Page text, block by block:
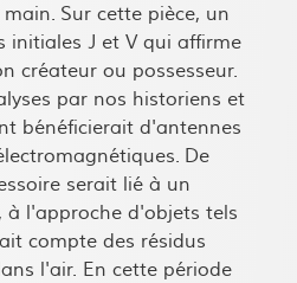
Sur cette pièce, un
initiales J et V qui affirme
créateur ou possesseur.
par nos historiens et
bénéficierait d'antennes
De
serait lié à un
à l'approche d'objets tels
compte des résidus
l'air. En cette période